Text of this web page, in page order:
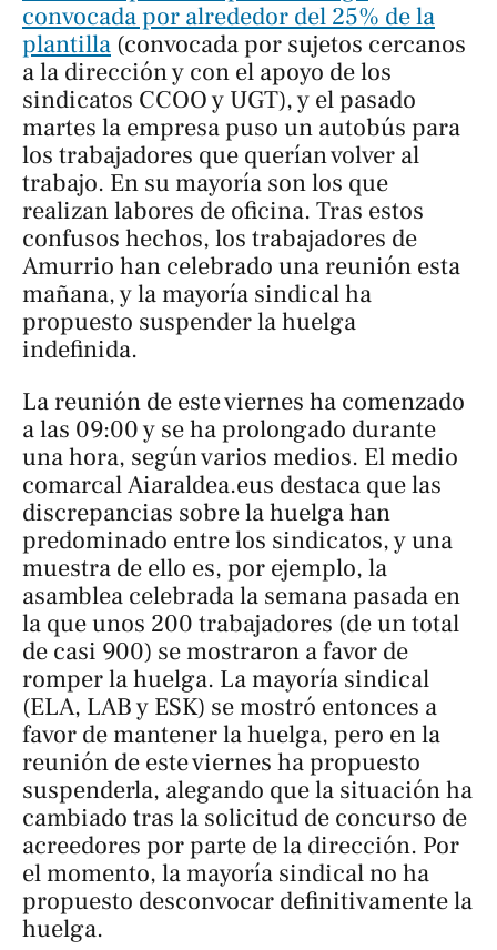
convocada por alrededor del 25% de la
plantilla (convocada por sujetos cercanos
a la dirección y con el apoyo de los
sindicatos CCOO y UGT), y el pasado
martes la empresa puso un autobús para
los trabajadores que querían volver al
trabajo. En su mayoría son los que
realizan labores de oficina. Tras estos
confusos hechos, los trabajadores de
Amurrio han celebrado una reunión esta
mañana, y la mayoría sindical ha
propuesto suspender la huelga
indefinida.
La reunión de este viernes ha comenzado
a las 09:00 y se ha prolongado durante
una hora, según varios medios. El medio
comarcalAiaraldea.eus destaca que las
discrepancias sobre la huelga han
predominado entre los sindicatos, y una
muestra de ello es, por ejemplo, la
asamblea celebrada la semana pasada en
la que unos 200 trabajadores (de un total
de casi 900) se mostraron a favor de
romper la huelga. La mayoría sindical
(ELA, LAB y ESK) se mostró entonces a
favor de mantener la huelga, pero en la
reunión de este viernes ha propuesto
suspenderla, alegando que la situación ha
cambiado tras la solicitud de concurso de
acreedores por parte de la dirección. Por
el momento, la mayoría sindical no ha
propuesto desconvocar definitivamente la
huelga.